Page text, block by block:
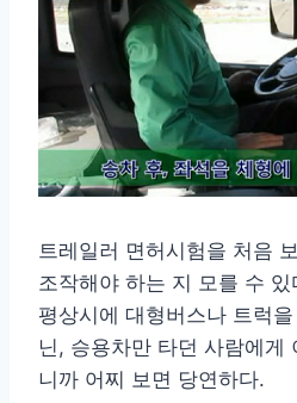
트레일러 면허시험을 처음
조작해야 하는 지 모를 수 있
평상시에 대형버스나 트럭
닌, 승용차만 타던 사람에게
니까 어찌 보면 당연하다.